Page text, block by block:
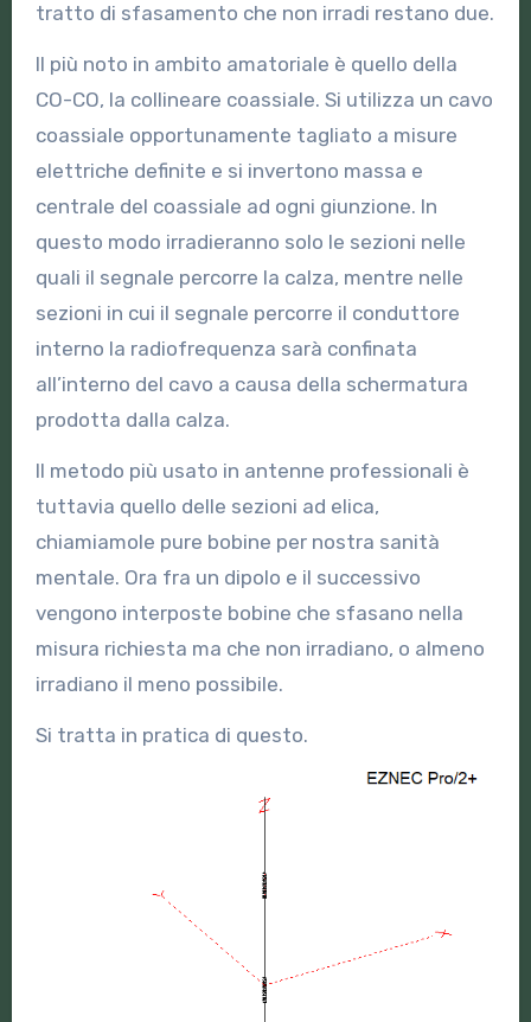
tratto di sfasamento che non irradi restano due.
Il più noto in ambito amatoriale è quello della
CO-CO, la collineare coassiale. Si utilizza un cavo
coassiale opportunamente tagliato a misure
elettriche definite e si invertono massa e
centrale del coassiale ad ogni giunzione. In
questo modo irradieranno solo le sezioni nelle
quali il segnale percorre la calza, mentre nelle
sezioni in cui il segnale percorre il conduttore
interno la radiofrequenza sarà confinata
all’interno del cavo a causa della schermatura
prodotta dalla calza.
Il metodo più usato in antenne professionali è
tuttavia quello delle sezioni ad elica,
chiamiamole pure bobine per nostra sanità
mentale. Ora fra un dipolo e il successivo
vengono interposte bobine che sfasano nella
misura richiesta ma che non irradiano, o almeno
irradiano il meno possibile.
Si tratta in pratica di questo.